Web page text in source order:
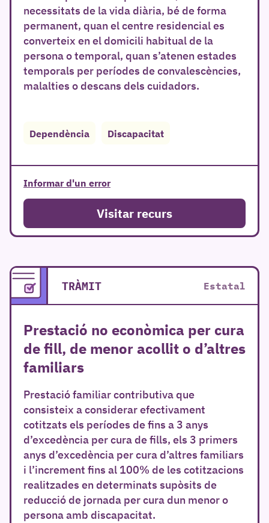
necessitats de la vida diària, bé de forma
permanent, quan el centre residencial es
converteix en el domicili habitual de la
persona o temporal, quan s’atenen estades
temporals per períodes de convalescències,
malalties o descans dels cuidadors.
Dependència Discapacitat
Informar d'un error
Visitar recurs
TRÀMIT Estatal
Prestació no econòmica per cura
de fill, de menor acollit o d’altres
familiars
Prestació familiar contributiva que
consisteix a considerar efectivament
cotitzats els períodes de fins a 3 anys
d’excedència per cura de fills, els 3 primers
anys d’excedència per cura d’altres familiars
i l’increment fins al 100% de les cotitzacions
realitzades en determinats supòsits de
reducció de jornada per cura dun menor o
persona amb discapacitat.